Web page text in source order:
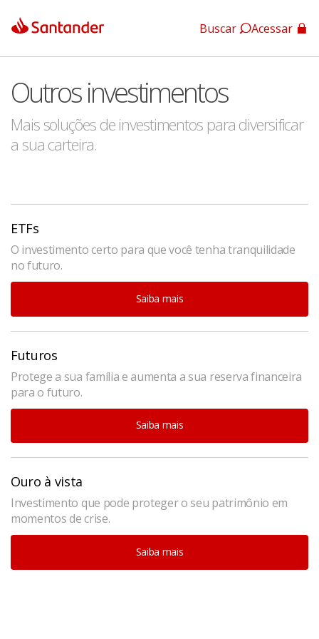
App Santander
App Santander Empresas
Buscar Acessar
Outros investimentos
Mais soluções de investimentos para diversificar
a sua carteira.
ETFs
O investimento certo para que você tenha tranquilidade
no futuro.
Saiba mais
Futuros
Protege a sua família e aumenta a sua reserva financeira
para o futuro.
Saiba mais
Ouro à vista
Investimento que pode proteger o seu patrimônio em
momentos de crise.
Saiba mais